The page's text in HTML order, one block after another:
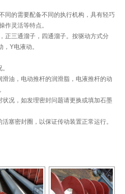
同的需要配备不同的执行机构，具有轻巧
作灵活等特点。
正三通溜子，四通溜子。按驱动方式分
Y电液动。
油，电动推杆的润滑脂，电液推杆的动
况，如发理密封问题请更换或填加石墨
塞密封圈，以保证传动装置正常运行。